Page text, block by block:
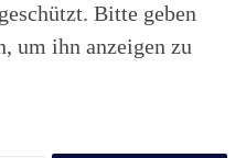
Bitte geben
um ihn anzeigen zu